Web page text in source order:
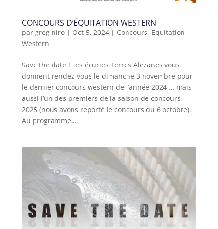
CONCOURS D’ÉQUITATION WESTERN
par greg niro| Oct 5, 2024| Concours, Equitation
Western
Save the date ! Les écuries Terres Alezanes vous
donnent rendez-vous le dimanche 3 novembre pour
le dernier concours western de l’année 2024 … mais
aussi l’un des premiers de la saison de concours
2025 (nous avons reporté le concours du 6 octobre).
Au programme...